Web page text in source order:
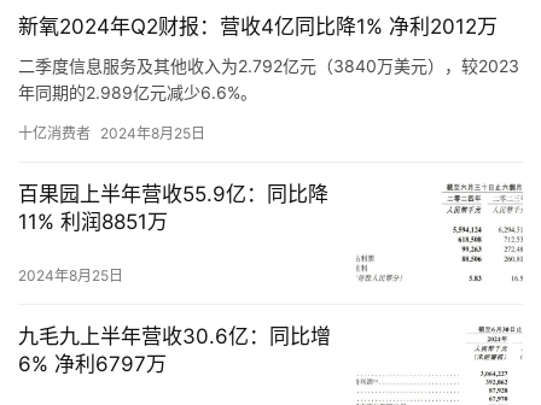
新氧2024年Q2财报：营收4亿同比降1% 净利2012万
二季度信息服务及其他收入为2.792亿元（3840万美元），较2023
年同期的2.989亿元减少6.6%。
2690万元减少16.9%，减少的主要原因是佣金率和补贴政策变化。
期的1.5亿元增长3.1%。
十亿消费者 2024年8月25日
百果园上半年营收55.9亿：同比降
11% 利润8851万
2024年8月25日
九毛九上半年营收30.6亿：同比增
6% 净利6797万